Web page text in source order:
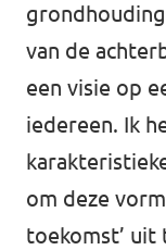
van de
een visie op
iedereen. Ik
om deze
toekomst’ uit